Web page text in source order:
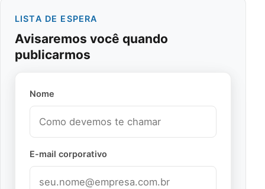
LISTA DE ESPERA
Avisaremos você quando
publicarmos
Nome
E-mail corporativo